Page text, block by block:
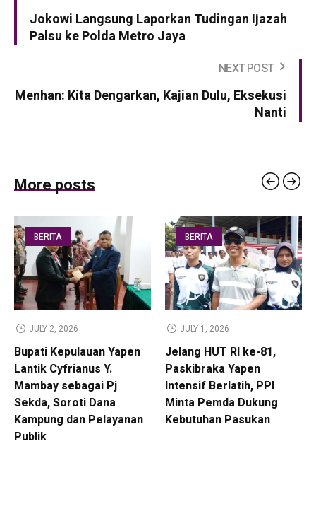
Jokowi Langsung Laporkan Tudingan Ijazah
Palsu ke Polda Metro Jaya
NEXT POST
Menhan: Kita Dengarkan, Kajian Dulu, Eksekusi
Nanti
More posts
BERITA
JULY 2, 2026
Bupati Kepulauan Yapen
Lantik Cyfrianus Y.
Mambay sebagai Pj
Sekda, Soroti Dana
Kampung dan Pelayanan
Publik
BERITA
JULY 1, 2026
Jelang HUT RI ke-81,
Paskibraka Yapen
Intensif Berlatih, PPI
Minta Pemda Dukung
Kebutuhan Pasukan